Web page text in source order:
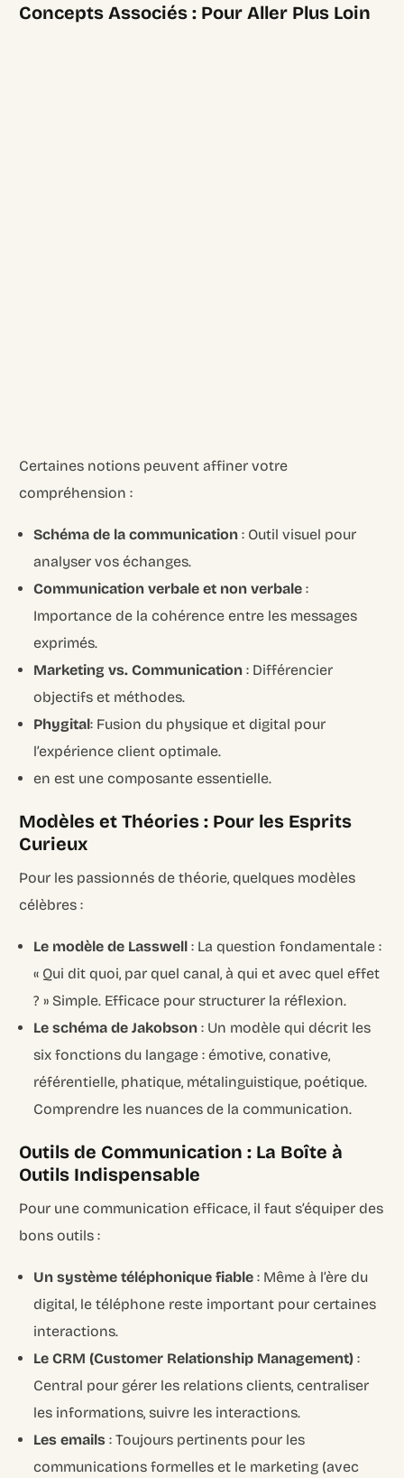
Concepts Associés : Pour Aller Plus Loin
Certaines notions peuvent affiner votre
compréhension :
Schéma de la communication : Outil visuel pour
analyser vos échanges.
Communication verbale et non verbale :
Importance de la cohérence entre les messages
exprimés.
Marketing vs. Communication : Différencier
objectifs et méthodes.
Phygital: Fusion du physique et digital pour
l’expérience client optimale.
en est une composante essentielle.
Modèles et Théories : Pour les Esprits
Curieux
Pour les passionnés de théorie, quelques modèles
célèbres :
Le modèle de Lasswell : La question fondamentale :
« Qui dit quoi, par quel canal, à qui et avec quel effet
? » Simple. Efficace pour structurer la réflexion.
Le schéma de Jakobson : Un modèle qui décrit les
six fonctions du langage : émotive, conative,
référentielle, phatique, métalinguistique, poétique.
Comprendre les nuances de la communication.
Outils de Communication : La Boîte à
Outils Indispensable
Pour une communication efficace, il faut s’équiper des
bons outils :
Un système téléphonique fiable : Même à l’ère du
digital, le téléphone reste important pour certaines
interactions.
Le CRM (Customer Relationship Management) :
Central pour gérer les relations clients, centraliser
les informations, suivre les interactions.
Les emails : Toujours pertinents pour les
communications formelles et le marketing (avec